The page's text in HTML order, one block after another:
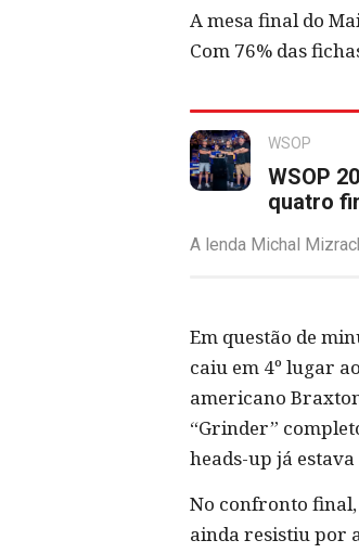
A mesa final do
Com 76% das
WSOP
WSOP
quatro
A lenda Michal
Em questão de
caiu em 4º lugar
americano
“Grinder”
heads-up já
No confronto
ainda resistiu por